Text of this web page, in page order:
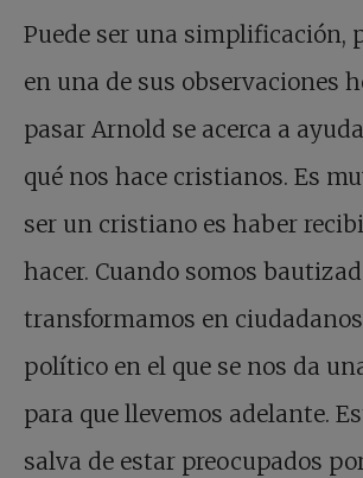
Puede ser una simplificación,
en una de sus observaciones
pasar Arnold se acerca a
qué nos hace cristianos. Es
ser un cristiano es haber
hacer. Cuando somos
transformamos en
político en el que se nos da
para que llevemos adelante.
salva de estar preocupados